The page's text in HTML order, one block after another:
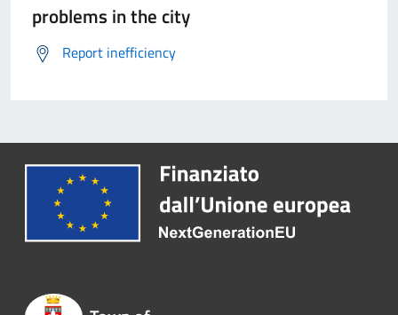
problems in the city
Report inefficiency